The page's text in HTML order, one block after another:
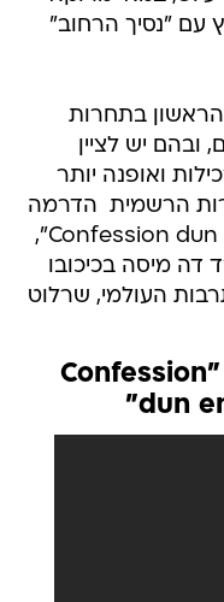
עם "נסיך הרחוב"
בתחרות
ובהם יש לציין
ואופנה יותר
הרשמית  הדרמה
התקופתית "Confession dun enfant du siecle",
דה מיסה בכיכובו
העולמי, שרלוט
פיט דוהרטי מדבר על "Confession
dun